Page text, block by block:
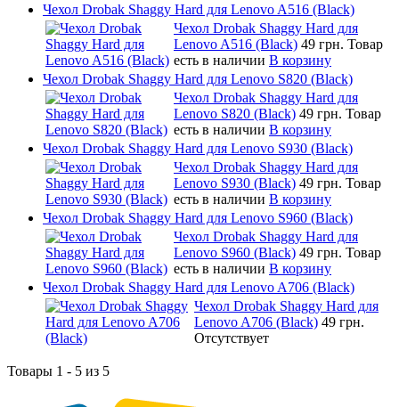
Чехол Drobak Shaggy Hard для Lenovo A516 (Black)
Чехол Drobak Shaggy Hard для
Lenovo A516 (Black) 49 грн. Товар
есть в наличии В корзину
Чехол Drobak Shaggy Hard для Lenovo S820 (Black)
Чехол Drobak Shaggy Hard для
Lenovo S820 (Black) 49 грн. Товар
есть в наличии В корзину
Чехол Drobak Shaggy Hard для Lenovo S930 (Black)
Чехол Drobak Shaggy Hard для
Lenovo S930 (Black) 49 грн. Товар
есть в наличии В корзину
Чехол Drobak Shaggy Hard для Lenovo S960 (Black)
Чехол Drobak Shaggy Hard для
Lenovo S960 (Black) 49 грн. Товар
есть в наличии В корзину
Чехол Drobak Shaggy Hard для Lenovo A706 (Black)
Чехол Drobak Shaggy Hard для
Lenovo A706 (Black) 49 грн.
Отсутствует
Товары 1 - 5 из 5